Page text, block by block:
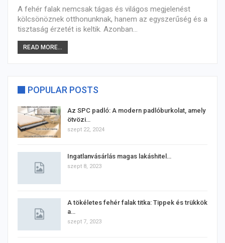
A fehér falak nemcsak tágas és világos megjelenést
kölcsönöznek otthonunknak, hanem az egyszerűség és a
tisztaság érzetét is keltik. Azonban…
READ MORE...
POPULAR POSTS
Az SPC padló: A modern padlóburkolat, amely
ötvözi…
szept 22, 2024
Ingatlanvásárlás magas lakáshitel…
szept 8, 2023
A tökéletes fehér falak titka: Tippek és trükkök
a…
szept 7, 2023